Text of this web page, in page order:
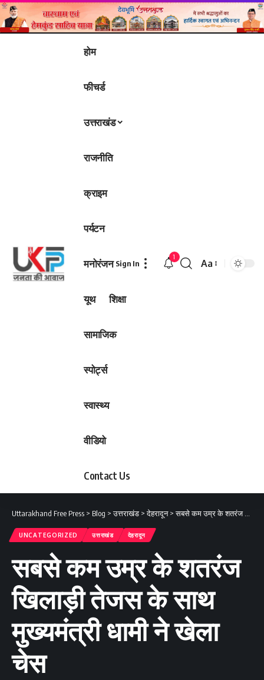
होम
फीचर्ड
उत्तराखंड
राजनीति
क्राइम
पर्यटन
मनोरंजन
यूथ शिक्षा
सामाजिक
स्पोर्ट्स
स्वास्थ्य
वीडियो
Contact Us
Sign In
1
Font
Aa
Uttarakhand Free Press > Blog >उत्तराखंड >देहरादून>सबसे कम उम्र के शतरंज खिलाड़ी तेजस के साथ मुख्यमंत्री धामी ने खेला चेस
UNCATEGORIZED उत्तराखंड देहरादून
सबसे कम उम्र के शतरंज
खिलाड़ी तेजस के साथ
मुख्यमंत्री धामी ने खेला
चेस